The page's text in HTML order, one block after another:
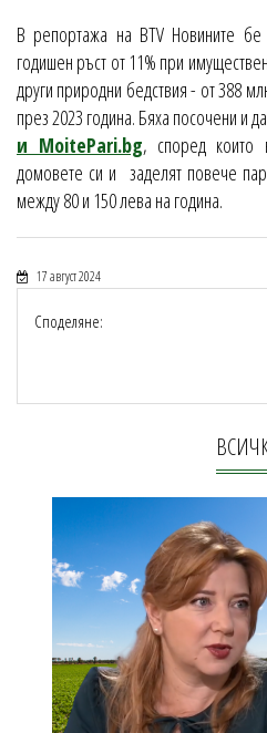
В репортажа на BTV Новините
годишен ръст от 11% при
други природни бедствия - от 388
през 2023 година. Бяха посочени и
и MoitePari.bg, според които
домовете си и заделят повече
между 80 и 150 лева на година.
17 август 2024
Споделяне: